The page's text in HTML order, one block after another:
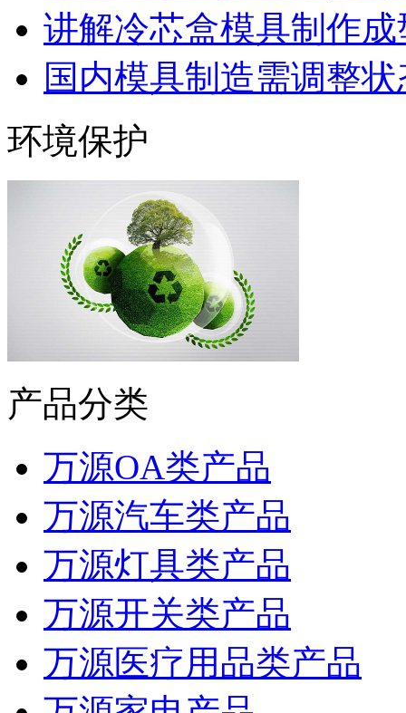
讲解冷芯盒模具制作
国内模具制造需调整
环境保护
产品分类
万源OA类产品
万源汽车类产品
万源灯具类产品
万源开关类产品
万源医疗用品类产品